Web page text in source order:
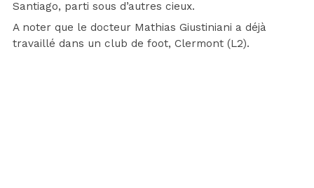
Santiago, parti sous d’autres cieux.
A noter que le docteur Mathias Giustiniani a déjà
travaillé dans un club de foot, Clermont (L2).